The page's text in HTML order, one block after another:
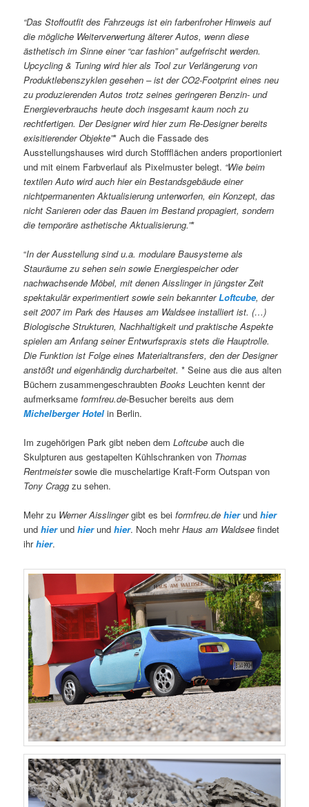
“Das Stoffoutfit des Fahrzeugs ist ein farbenfroher Hinweis auf
die mögliche Weiterverwertung älterer Autos, wenn diese
ästhetisch im Sinne einer “car fashion” aufgefrischt werden.
Upcycling & Tuning wird hier als Tool zur Verlängerung von
Produktlebenszyklen gesehen – ist der CO2-Footprint eines neu
zu produzierenden Autos trotz seines geringeren Benzin- und
Energieverbrauchs heute doch insgesamt kaum noch zu
rechtfertigen. Der Designer wird hier zum Re-Designer bereits
exisitierender Objekte”* Auch die Fassade des
Ausstellungshauses wird durch Stoffflächen anders proportioniert
und mit einem Farbverlauf als Pixelmuster belegt. “Wie beim
textilen Auto wird auch hier ein Bestandsgebäude einer
nichtpermanenten Aktualisierung unterworfen, ein Konzept, das
nicht Sanieren oder das Bauen im Bestand propagiert, sondern
die temporäre asthetische Aktualisierung.”*
“In der Ausstellung sind u.a. modulare Bausysteme als
Stauräume zu sehen sein sowie Energiespeicher oder
nachwachsende Möbel, mit denen Aisslinger in jüngster Zeit
spektakulär experimentiert sowie sein bekannterLoftcube, der
seit 2007 im Park des Hauses am Waldsee installiert ist. (…)
Biologische Strukturen, Nachhaltigkeit und praktische Aspekte
spielen am Anfang seiner Entwurfspraxis stets die Hauptrolle.
Die Funktion ist Folge eines Materialtransfers, den der Designer
anstößt und eigenhändig durcharbeitet.* Seine aus die aus alten
Büchern zusammengeschraubtenBooks Leuchten kennt der
aufmerksameformfreu.de-Besucher bereits aus dem
Michelberger Hotelin Berlin.
Im zugehörigen Park gibt neben demLoftcube auch die
Skulpturen aus gestapelten Kühlschranken von Thomas
Rentmeistersowie die muschelartige Kraft-Form Outspan von
Tony Cragg zu sehen.
Mehr zu Werner Aisslingergibt es beiformfreu.de hierundhier
undhierundhierundhier. Noch mehrHaus am Waldsee findet
ihrhier.